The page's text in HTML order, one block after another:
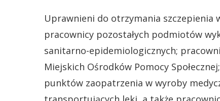
Uprawnieni do otrzymania szczepienia
pracownicy pozostałych podmiotów
sanitarno-epidemiologicznych;
Miejskich Ośrodków Pomocy
punktów zaopatrzenia w wyroby